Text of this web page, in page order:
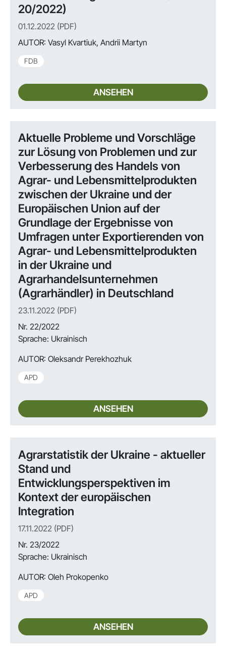
20/2022)
01.12.2022 (PDF)
AUTOR: Vasyl Kvartiuk, Andrii Martyn
FDB
ANSEHEN
Aktuelle Probleme und Vorschläge
zur Lösung von Problemen und zur
Verbesserung des Handels von
Agrar- und Lebensmittelprodukten
zwischen der Ukraine und der
Europäischen Union auf der
Grundlage der Ergebnisse von
Umfragen unter Exportierenden von
Agrar- und Lebensmittelprodukten
in der Ukraine und
Agrarhandelsunternehmen
(Agrarhändler) in Deutschland
23.11.2022 (PDF)
Nr. 22/2022
Sprache: Ukrainisch
AUTOR: Oleksandr Perekhozhuk
APD
ANSEHEN
Agrarstatistik der Ukraine - aktueller
Stand und
Entwicklungsperspektiven im
Kontext der europäischen
Integration
17.11.2022 (PDF)
Nr. 23/2022
Sprache: Ukrainisch
AUTOR: Oleh Prokopenko
APD
ANSEHEN